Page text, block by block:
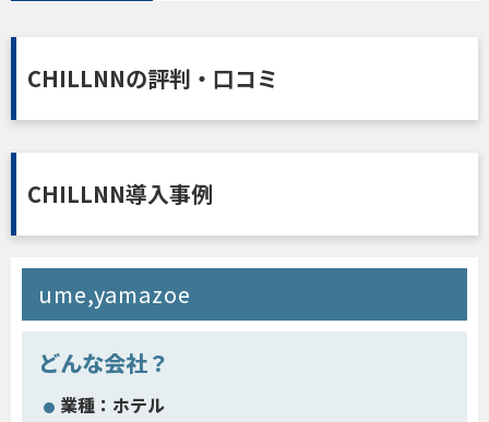
CHILLNNの評判・口コミ
CHILLNN導入事例
ume,yamazoe
どんな会社？
業種：ホテル